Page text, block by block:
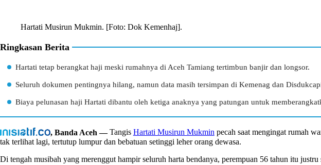
Hartati Musirun Mukmin. [Foto: Dok Kemenhaj].
Ringkasan Berita
Hartati tetap berangkat haji meski rumahnya di Aceh Tamiang tertimbun banjir dan longsor.
Seluruh dokumen pentingnya hilang, namun data masih tersimpan di Kemenag dan
Biaya pelunasan haji Hartati dibantu oleh ketiga anaknya yang patungan untuk
, Banda Aceh —Tangis Hartati Musirun Mukminpecah saat mengingat rumah
tak terlihat lagi, tertutup lumpur dan bebatuan setinggi leher orang dewasa.
Di tengah musibah yang merenggut hampir seluruh harta bendanya, perempuan 56 tahun itu